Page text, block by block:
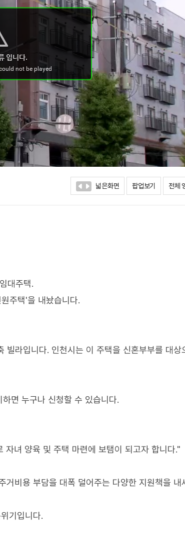
넓은화면 팝업보기 전체
대주택.
주택'을 내놨습니다.
라입니다. 인천시는 이 주택을 신혼부부를 대상
면 누구나 신청할 수 있습니다.
녀 양육 및 주택 마련에 보탬이 되고자 합니다."
비용 부담을 대폭 덜어주는 다양한 지원책을 내
기입니다.